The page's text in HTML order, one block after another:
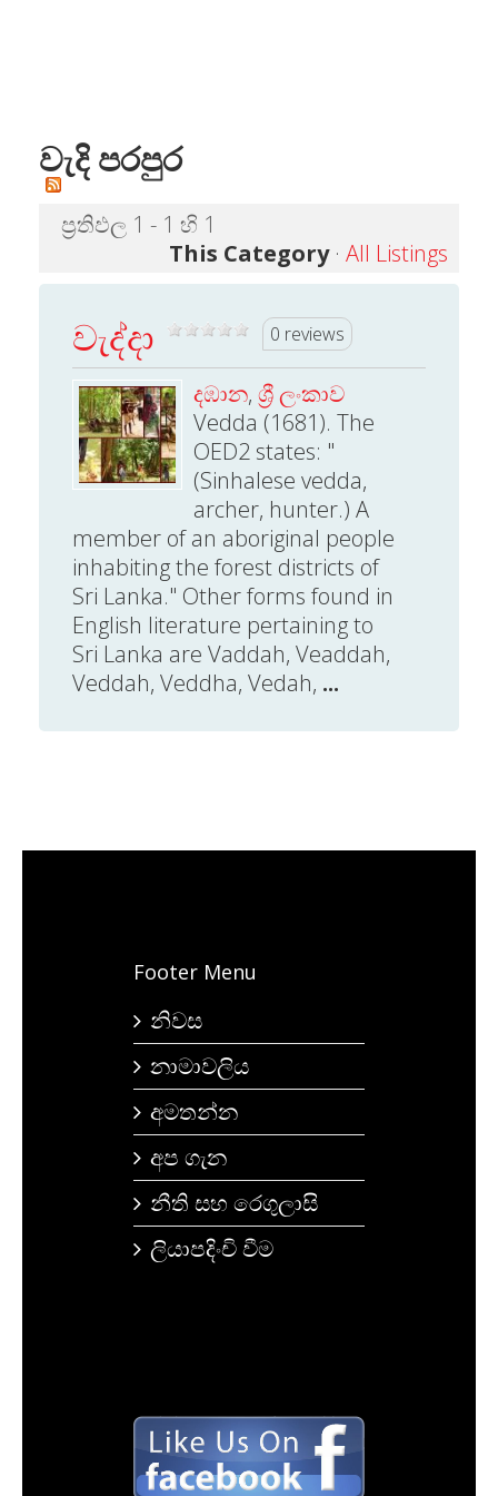
වැදි පරපුර
ප්‍රතිඵල 1 - 1 හි 1
This Category· All Listings
වැද්දා 0 reviews
දඹාන, ශ්‍රී ලංකාව
Vedda (1681). The
OED2 states: "
(Sinhalese vedda,
archer, hunter.) A
member of an aboriginal people
inhabiting the forest districts of
Sri Lanka." Other forms found in
English literature pertaining to
Sri Lanka are Vaddah, Veaddah,
Veddah, Veddha, Vedah, ...
Footer Menu
නිවස
නාමාවලිය
අමතන්න
අප ගැන
නීති සහ රෙගුලාසි
ලියාපදිංචි වීම